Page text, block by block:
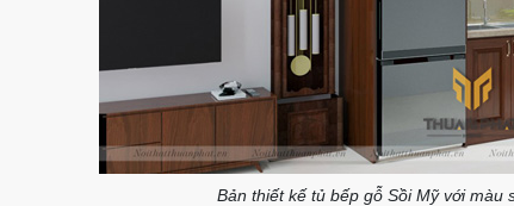
Bản thiết kế tủ bếp gỗ Sồi Mỹ với màu